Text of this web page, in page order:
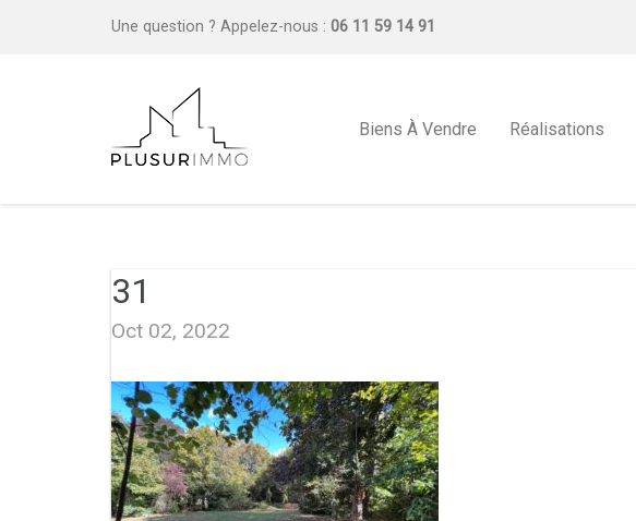
Une question ? Appelez-nous : 06 11 59 14 91
Biens À Vendre Réalisations
31
Oct 02, 2022